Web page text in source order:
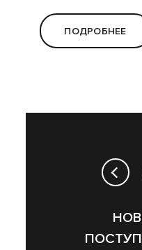
ПОДРОБНЕЕ